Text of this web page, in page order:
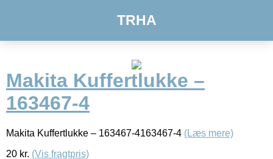
TRHA
Makita Kuffertlukke –
163467-4
Makita Kuffertlukke – 163467-4163467-4 (Læs mere)
20 kr. (Vis fragtpris)